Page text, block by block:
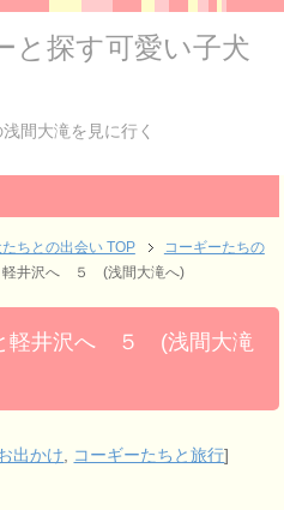
と探す可愛い子犬
間大滝を見に行く
ちとの出会い TOP
コーギーたちの
軽井沢へ ５ (浅間大滝へ)
軽井沢へ ５ (浅間大滝
出かけ, コーギーたちと旅行]